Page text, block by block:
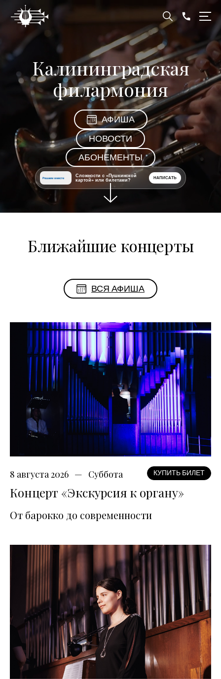
Калининградская
филармония
АФИША
НОВОСТИ
АБОНЕМЕНТЫ
Решаем вместе
Сложности с «Пушкинской
картой» или билетами?
НАПИСАТЬ
Ближайшие концерты
ВСЯ АФИША
8 августа 2026 Суббота КУПИТЬ БИЛЕТ
Концерт «Экскурсия к органу»
От барокко до современности